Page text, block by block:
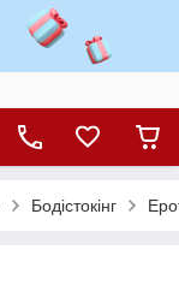
Бодістокінг